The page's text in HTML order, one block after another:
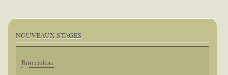
NOUVEAUX STAGES
Bon cadeau